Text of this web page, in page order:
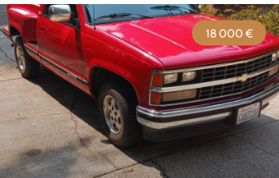
18 000 €